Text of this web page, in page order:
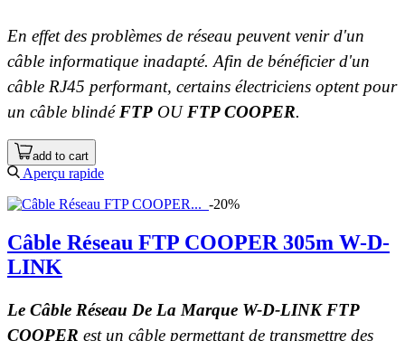
En effet des problèmes de réseau peuvent venir d'un
câble informatique inadapté. Afin de bénéficier d'un
câble RJ45 performant, certains électriciens optent pour
un câble blindé FTP OU FTP COOPER.
add to cart
Aperçu rapide
-20%
Câble Réseau FTP COOPER 305m W-D-
LINK
Le Câble Réseau De La Marque W-D-LINK FTP
COOPER est un câble permettant de transmettre des